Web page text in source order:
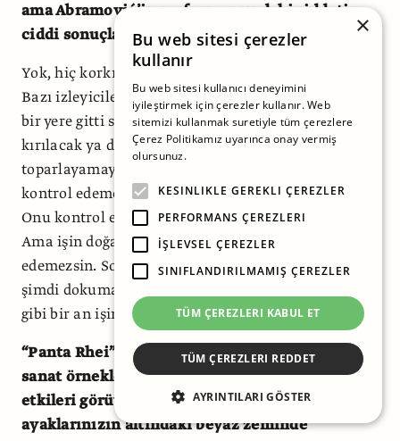
ama Abramović’in performansındaki şiddetin
ciddi sonuçları olabilirdi.
Yok, hiç korkmadım ama başka bir şey hissettim.
Bazı izleyiciler ipliği o kadar sert çektiler ki, başka
bir yere gitti süreç. O an düşündüm ki ya heykelim
kırılacak ya da ipi geri çekemeyecek,
toparlayamayacağım. Orada bir direnç vardı. Ben
kontrol edemedim. Zorlandım ve beni de sarstılar.
Onu kontrol etmeseydim ne olacaktı bilemedim.
Ama işin doğası bu, insanlarla yaşıyorsan kontrol
edemezsin. Sonra düşündüm ki tamam kolay değil,
şimdi dokumaya beraberce gidilecek ama dediğim
gibi bir an işin başka yere gittiğini de hissettim.
“Panta Rhei”de (Her Şey Akar) özellikle çağdaş
sanat örneklerinden Pollock, Duchamp ve Beuys
etkileri görüyorum. Performansın sonuna doğru
ayaklarınızın altındaki beyaz zeminde
×
Bu web sitesi çerezler
kullanır
Bu web sitesi kullanıcı deneyimini
iyileştirmek için çerezler kullanır. Web
sitemizi kullanmak suretiyle tüm çerezlere
Çerez Politikamız uyarınca onay vermiş
olursunuz.
KESINLIKLE GEREKLI ÇEREZLER
PERFORMANS ÇEREZLERI
İŞLEVSEL ÇEREZLER
SINIFLANDIRILMAMIŞ ÇEREZLER
TÜM ÇEREZLERI KABUL ET
TÜM ÇEREZLERI REDDET
AYRINTILARI GÖSTER